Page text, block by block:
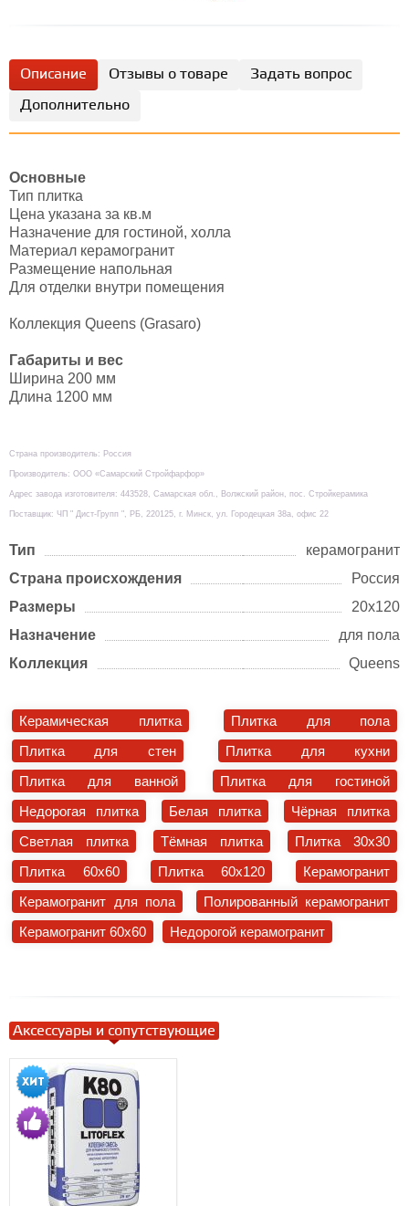
Описание Отзывы о товаре
Задать вопрос
Дополнительно
Основные
Тип плитка
Цена указана за кв.м
Назначение для гостиной, холла
Материал керамогранит
Размещение напольная
Для отделки внутри помещения
Коллекция Queens (Grasaro)
Габариты и вес
Ширина 200 мм
Длина 1200 мм
Страна производитель: Россия
Производитель: ООО «Самарский Стройфарфор»
Адрес завода изготовителя: 443528, Самарская обл., Волжский район, пос. Стройкерамика
Поставщик: ЧП " Дист-Групп ", РБ, 220125, г. Минск, ул. Городецкая 38а, офис 22
Тип
керамогранит
Страна происхождения
Россия
Размеры
20х120
Назначение
для пола
Коллекция
Queens
Керамическая плитка
Плитка для пола
Плитка для стен
Плитка для кухни
Плитка для ванной
Плитка для гостиной
Недорогая плитка
Белая плитка
Чёрная плитка
Светлая плитка
Тёмная плитка
Плитка 30x30
Плитка 60x60
Плитка 60x120
Керамогранит
Керамогранит для пола
Полированный керамогранит
Керамогранит 60x60
Недорогой керамогранит
Аксессуары и сопутствующие